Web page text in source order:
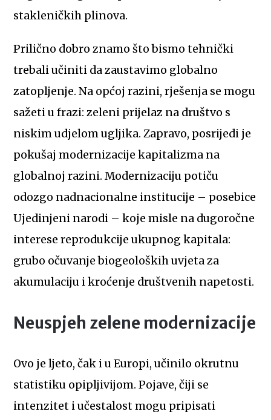
stakleničkih plinova.
Prilično dobro znamo što bismo tehnički
trebali učiniti da zaustavimo globalno
zatopljenje. Na općoj razini, rješenja se mogu
sažeti u frazi: zeleni prijelaz na društvo s
niskim udjelom ugljika. Zapravo, posrijedi je
pokušaj modernizacije kapitalizma na
globalnoj razini. Modernizaciju potiču
odozgo nadnacionalne institucije – posebice
Ujedinjeni narodi – koje misle na dugoročne
interese reprodukcije ukupnog kapitala:
grubo očuvanje biogeoloških uvjeta za
akumulaciju i kroćenje društvenih napetosti.
Neuspjeh zelene modernizacije
Ovo je ljeto, čak i u Europi, učinilo okrutnu
statistiku opipljivijom. Pojave, čiji se
intenzitet i učestalost mogu pripisati